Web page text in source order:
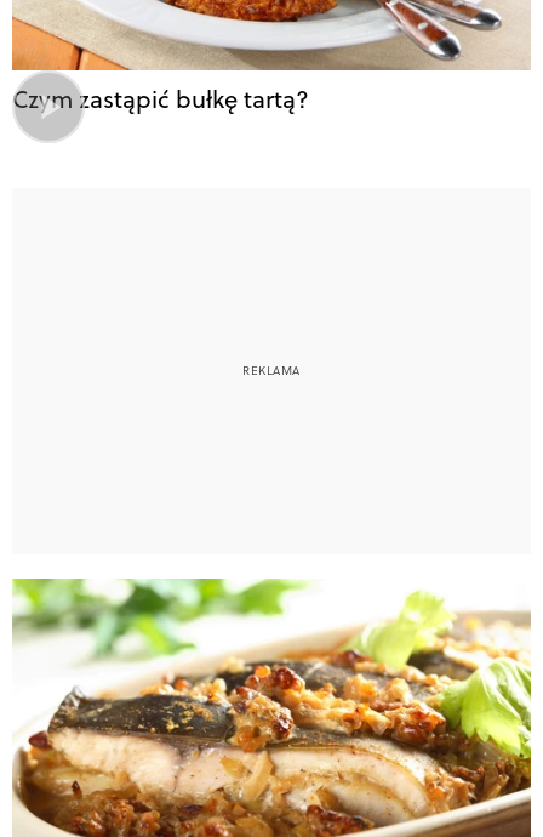
Czym zastąpić bułkę tartą?